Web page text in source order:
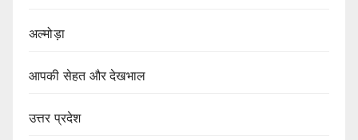
अल्मोड़ा
आपकी सेहत और देखभाल
उत्तर प्रदेश